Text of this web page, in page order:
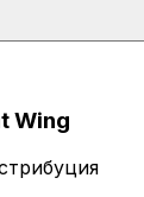
Wing